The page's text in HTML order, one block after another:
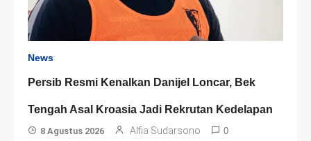
News
Persib Resmi Kenalkan Danijel Loncar, Bek
Tengah Asal Kroasia Jadi Rekrutan Kedelapan
8 Agustus 2026 Alfia Sudarsono 0